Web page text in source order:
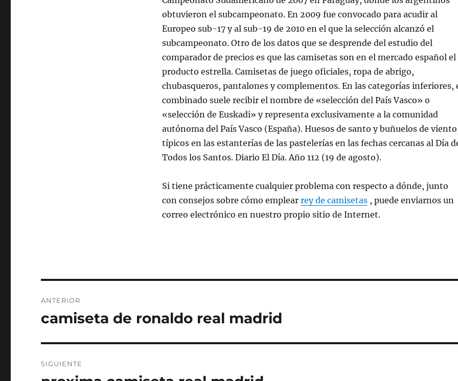
obtuvieron el subcampeonato. En 2009 fue convocado para acudir al
Europeo sub-17 y al sub-19 de 2010 en el que la selección alcanzó el
subcampeonato. Otro de los datos que se desprende del estudio del
comparador de precios es que las camisetas son en el mercado español el
producto estrella. Camisetas de juego oficiales, ropa de abrigo,
chubasqueros, pantalones y complementos. En las categorías inferiores,
combinado suele recibir el nombre de «selección del País Vasco» o
«selección de Euskadi» y representa exclusivamente a la comunidad
autónoma del País Vasco (España). Huesos de santo y buñuelos de
típicos en las estanterías de las pastelerías en las fechas cercanas al Día
Todos los Santos. Diario El Día. Año 112 (19 de agosto).
Si tiene prácticamente cualquier problema con respecto a dónde, junto
con consejos sobre cómo emplear rey de camisetas, puede enviarnos un
correo electrónico en nuestro propio sitio de Internet.
de
ANTERIOR
Entrada
camiseta de ronaldo real madrid
SIGUIENTE